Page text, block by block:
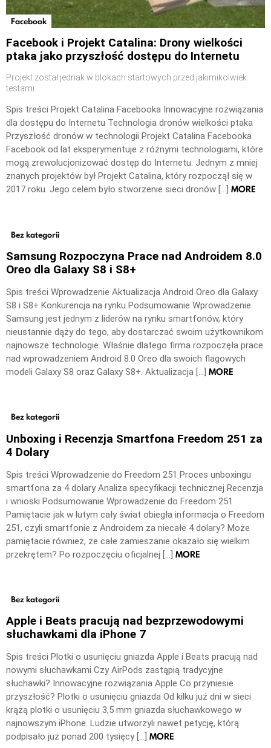
Facebook
Facebook i Projekt Catalina: Drony wielkości
ptaka jako przyszłość dostępu do Internetu
Projekt został jednak w blokach startowych przed jakimikolwiek
testami
Spis treści Projekt Catalina Facebooka Innowacyjne rozwiązania
dla dostępu do Internetu Technologia dronów wielkości ptaka
Przyszłość dronów w technologii Projekt Catalina Facebooka
Facebook od lat eksperymentuje z różnymi technologiami, które
mogą zrewolucjonizować dostęp do Internetu. Jednym z mniej
znanych projektów był Projekt Catalina, który rozpoczął się w
2017 roku. Jego celem było stworzenie sieci dronów […] MORE
Bez kategorii
Samsung Rozpoczyna Prace nad Androidem 8.0
Oreo dla Galaxy S8 i S8+
Spis treści Wprowadzenie Aktualizacja Android Oreo dla Galaxy
S8 i S8+ Konkurencja na rynku Podsumowanie Wprowadzenie
Samsung jest jednym z liderów na rynku smartfonów, który
nieustannie dąży do tego, aby dostarczać swoim użytkownikom
najnowsze technologie. Właśnie dlatego firma rozpoczęła prace
nad wprowadzeniem Android 8.0 Oreo dla swoich flagowych
modeli Galaxy S8 oraz Galaxy S8+. Aktualizacja […] MORE
Bez kategorii
Unboxing i Recenzja Smartfona Freedom 251 za
4 Dolary
Spis treści Wprowadzenie do Freedom 251 Proces unboxingu
smartfona za 4 dolary Analiza specyfikacji technicznej Recenzja
i wnioski Podsumowanie Wprowadzenie do Freedom 251
Pamiętacie jak w lutym cały świat obiegła informacja o Freedom
251, czyli smartfonie z Androidem za niecałe 4 dolary? Może
pamiętacie również, że całe zamieszanie okazało się wielkim
przekrętem? Po rozpoczęciu oficjalnej […] MORE
Bez kategorii
Apple i Beats pracują nad bezprzewodowymi
słuchawkami dla iPhone 7
Spis treści Plotki o usunięciu gniazda Apple i Beats pracują nad
nowymi słuchawkami Czy AirPods zastąpią tradycyjne
słuchawki? Innowacyjne rozwiązania Apple Co przyniesie
przyszłość? Plotki o usunięciu gniazda Od kilku już dni w sieci
krążą plotki o usunięciu 3,5 mm gniazda słuchawkowego w
najnowszym iPhone. Ludzie utworzyli nawet petycję, którą
podpisało już ponad 200 tysięcy […] MORE